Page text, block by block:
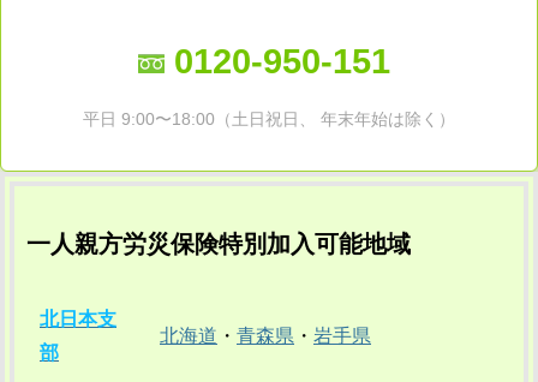
0120-950-151
平日 9:00〜18:00（土日祝日、 年末年始は除く）
一人親方労災保険特別加入可能地域
北日本支
部
北海道 ・ 青森県 ・ 岩手県